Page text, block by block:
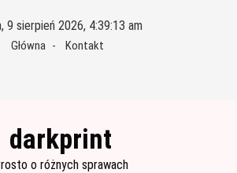
9 sierpień 2026, 4:39:14 am
Główna Kontakt
darkprint
o różnych sprawach